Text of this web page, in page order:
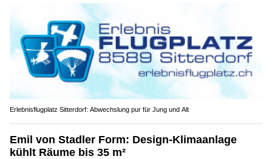
Erlebnisflugplatz Sitterdorf: Abwechslung pur für Jung und Alt
Emil von Stadler Form: Design-Klimaanlage
kühlt Räume bis 35 m²